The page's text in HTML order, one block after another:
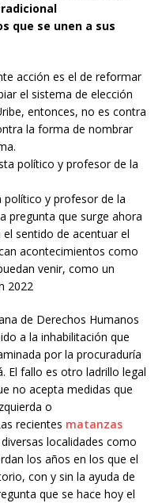
que se unen a sus
acción es el de reformar
el sistema de elección
entonces, no es contra
la forma de nombrar
político y profesor de la
pregunta que surge ahora
sentido de acentuar el
acontecimientos como
venir, como un
2022
de Derechos Humanos
a la inhabilitación que
por la procuraduría
El fallo es otro ladrillo legal
no acepta medidas que
o
recientes matanzas
localidades como
los años en los que el
con y sin la ayuda de
que se hace hoy el